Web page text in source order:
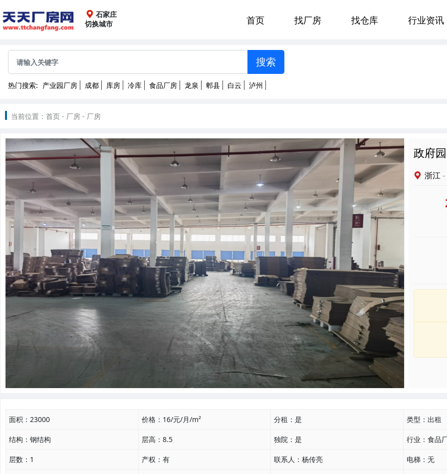
石家庄
切换城市
全国
成都 重庆 上海 广州 郑州 贵阳
南昌
北京
天津 石家庄
首页 找厂房 找仓库 行业资讯
热门搜索: 产业园厂房 成都 库房 冷库 食品厂房 龙泉 郫县 白云
泸州
当前位置： 首页 - 厂房 - 厂房
政府
浙江-
面积： 23000 价格： 16/元/月/m² 分租： 是 类型： 出租
结构： 钢结构 层高： 8.5 独院： 是 行业： 食品
层数： 1 产权： 有 联系人： 杨传亮 电梯： 无